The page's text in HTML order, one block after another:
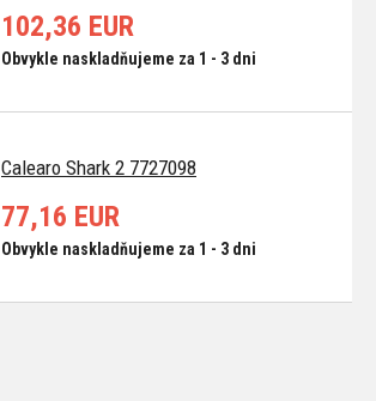
102,36 EUR
Obvykle naskladňujeme za 1 - 3 dni
Calearo Shark 2 7727098
77,16 EUR
Obvykle naskladňujeme za 1 - 3 dni